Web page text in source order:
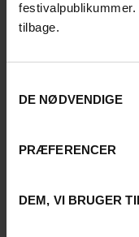
tilbage.
DE NØDVENDIGE
PRÆFERENCER
DEM, VI BRUGER